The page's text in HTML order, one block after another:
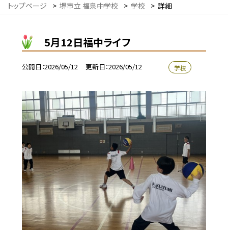
トップページ > 堺市立 福泉中学校 > 学校 > 詳細
5月12日福中ライフ
公開日 2026/05/12 更新日 2026/05/12 学校